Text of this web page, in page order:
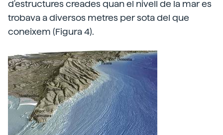
d'estructures creades quan el nivell de la mar es
trobava a diversos metres per sota del que
coneixem (Figura 4).